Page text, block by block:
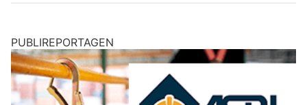
PUBLIREPORTAGEN